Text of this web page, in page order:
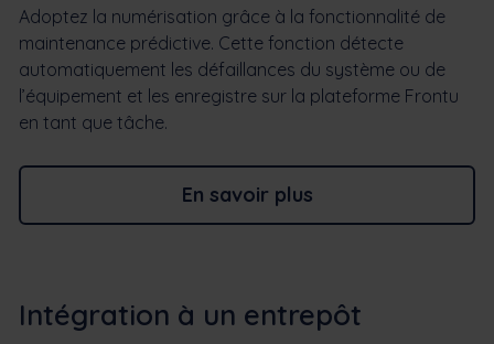
Adoptez la numérisation grâce à la fonctionnalité de
maintenance prédictive. Cette fonction détecte
automatiquement les défaillances du système ou de
l’équipement et les enregistre sur la plateforme Frontu
en tant que tâche.
En savoir plus
Intégration à un entrepôt